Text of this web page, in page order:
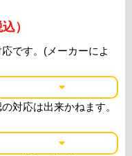
）
です。(メーカーによ
対応は出来かねます。